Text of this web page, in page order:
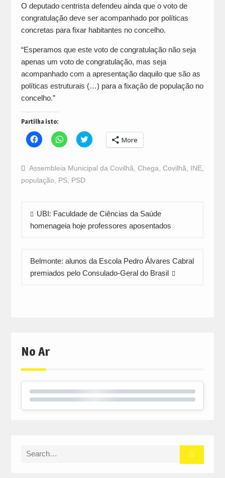
O deputado centrista defendeu ainda que o voto de
congratulação deve ser acompanhado por políticas
concretas para fixar habitantes no concelho.
“Esperamos que este voto de congratulação não seja
apenas um voto de congratulação, mas seja
acompanhado com a apresentação daquilo que são as
políticas estruturais (…) para a fixação de população no
concelho.”
Partilha isto:
Click
to
Facebook
(Opens
in
new
Click
to
WhatsApp
(Opens
in
new
Click
to
Twitter
(Opens
More
Assembleia Municipal da Covilhã, Chega, Covilhã, INE,
população, PS, PSD
Navegação
de
UBI: Faculdade de Ciências da Saúde
homenageia hoje professores aposentados
Belmonte: alunos da Escola Pedro Álvares Cabral
premiados pelo Consulado-Geral do Brasil
No Ar
Search